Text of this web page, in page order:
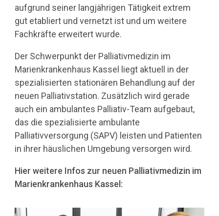
aufgrund seiner langjährigen Tätigkeit extrem
gut etabliert und vernetzt ist und um weitere
Fachkräfte erweitert wurde.
Der Schwerpunkt der Palliativmedizin im
Marienkrankenhaus Kassel liegt aktuell in der
spezialisierten stationären Behandlung auf der
neuen Palliativstation. Zusätzlich wird gerade
auch ein ambulantes Palliativ-Team aufgebaut,
das die spezialisierte ambulante
Palliativversorgung (SAPV) leisten und Patienten
in ihrer häuslichen Umgebung versorgen wird.
Hier weitere Infos zur neuen Palliativmedizin im
Marienkrankenhaus Kassel: